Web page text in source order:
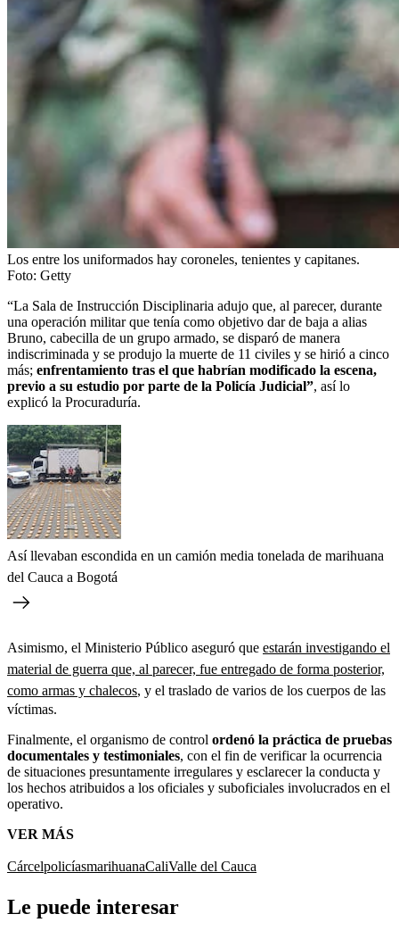
Los entre los uniformados hay coroneles, tenientes y capitanes.
Foto: Getty
“La Sala de Instrucción Disciplinaria adujo que, al parecer, durante
una operación militar que tenía como objetivo dar de baja a alias
Bruno, cabecilla de un grupo armado, se disparó de manera
indiscriminada y se produjo la muerte de 11 civiles y se hirió a cinco
más; enfrentamiento tras el que habrían modificado la escena,
previo a su estudio por parte de la Policía Judicial”, así lo
explicó la Procuraduría.
Así llevaban escondida en un camión media tonelada de marihuana
del Cauca a Bogotá
Asimismo, el Ministerio Público aseguró que estarán investigando el
material de guerra que, al parecer, fue entregado de forma posterior,
como armas y chalecos, y el traslado de varios de los cuerpos de las
víctimas.
Finalmente, el organismo de control ordenó la práctica de pruebas
documentales y testimoniales, con el fin de verificar la ocurrencia
de situaciones presuntamente irregulares y esclarecer la conducta y
los hechos atribuidos a los oficiales y suboficiales involucrados en el
operativo.
VER MÁS
CárcelpolicíasmarihuanaCaliValle del Cauca
Le puede interesar